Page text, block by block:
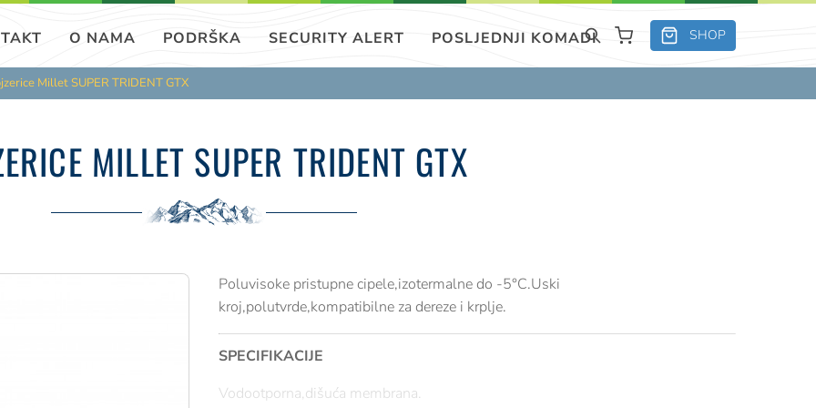
O NAMA PODRŠKA SECURITY ALERT POSLJEDNJI KOMADI SHOP
Millet SUPER TRIDENT GTX
MILLET SUPER TRIDENT GTX
Poluvisoke pristupne cipele,izotermalne do -5°C.Uski
kroj,polutvrde,kompatibilne za dereze i krplje.
SPECIFIKACIJE
Vodootporna,dišuća membrana.